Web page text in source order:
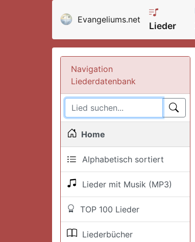
Evangeliums.net
Lieder
Navigation
Liederdatenbank
Home
Alphabetisch sortiert
Lieder mit Musik (MP3)
TOP 100 Lieder
Liederbücher